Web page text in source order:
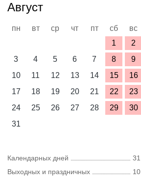
Август
пн вт ср чт пт сб
вс
1
2
3
4 5 6 7 8
9
10
11 12 13 14 15
16
17
18 19 20 21 22
23
24
25 26 27 28 29
30
31
Календарных дней
31
Выходных и праздничных
10